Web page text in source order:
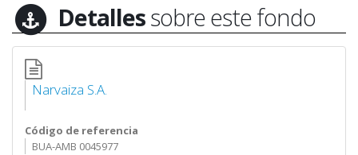
Detallessobre este fondo
Narvaiza S.A.
Código de referencia
BUA-AMB 0045977